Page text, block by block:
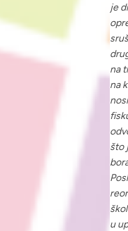
je
na
na
što
u